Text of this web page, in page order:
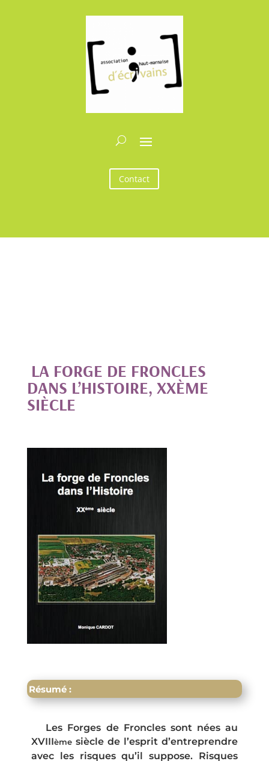
Contact
LA FORGE DE FRONCLES
DANS L’HISTOIRE, XXÈME
SIÈCLE
Résumé :
Les Forges de Froncles sont nées au
XVIIIèmesiècle de l’esprit d’entreprendre
avec les risques qu’il suppose. Risques